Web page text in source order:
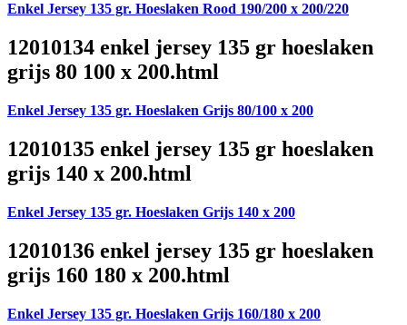
Enkel Jersey 135 gr. Hoeslaken Rood 190/200 x 200/220
12010134 enkel jersey 135 gr hoeslaken
grijs 80 100 x 200.html
Enkel Jersey 135 gr. Hoeslaken Grijs 80/100 x 200
12010135 enkel jersey 135 gr hoeslaken
grijs 140 x 200.html
Enkel Jersey 135 gr. Hoeslaken Grijs 140 x 200
12010136 enkel jersey 135 gr hoeslaken
grijs 160 180 x 200.html
Enkel Jersey 135 gr. Hoeslaken Grijs 160/180 x 200